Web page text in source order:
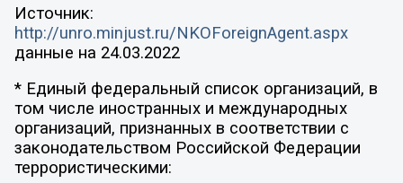
Источник:
http://unro.minjust.ru/NKOForeignAgent.aspx
данные на 24.03.2022
* Единый федеральный список организаций, в
том числе иностранных и международных
организаций, признанных в соответствии с
законодательством Российской Федерации
террористическими: